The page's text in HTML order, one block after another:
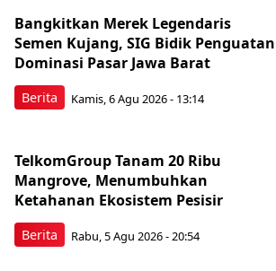
Berita
Bangkitkan Merek Legendaris
Semen Kujang, SIG Bidik Penguatan
Dominasi Pasar Jawa Barat
Kamis, 6 Agu 2026 - 13:14
Berita
TelkomGroup Tanam 20 Ribu
Mangrove, Menumbuhkan
Ketahanan Ekosistem Pesisir
Rabu, 5 Agu 2026 - 20:54